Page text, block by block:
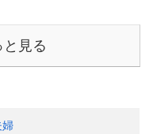
見る
婦